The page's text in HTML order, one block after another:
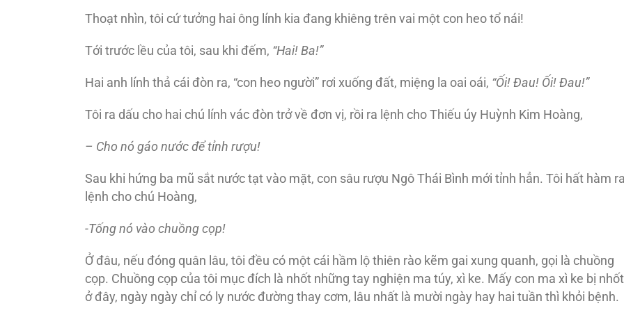
Thoạt nhìn, tôi cứ tưởng hai ông lính kia đang khiêng trên vai một con heo tổ nái!
Tới trước lều của tôi, sau khi đếm, “Hai! Ba!”
Hai anh lính thả cái đòn ra, “con heo người” rơi xuống đất, miệng la oai oái, “Ối! Ðau! Ối! Ðau!”
Tôi ra dấu cho hai chú lính vác đòn trở về đơn vị, rồi ra lệnh cho Thiếu úy Huỳnh Kim Hoàng,
– Cho nó gáo nước để tỉnh rượu!
Sau khi hứng ba mũ sắt nước tạt vào mặt, con sâu rượu Ngô Thái Bình mới tỉnh hẳn. Tôi hất hàm
lệnh cho chú Hoàng,
-Tống nó vào chuồng cọp!
Ở đâu, nếu đóng quân lâu, tôi đều có một cái hầm lộ thiên rào kẽm gai xung quanh, gọi là chuồng
cọp. Chuồng cọp của tôi mục đích là nhốt những tay nghiện ma túy, xì ke. Mấy con ma xì ke bị nhốt
ở đây, ngày ngày chỉ có ly nước đường thay cơm, lâu nhất là mười ngày hay hai tuần thì khỏi bệnh.